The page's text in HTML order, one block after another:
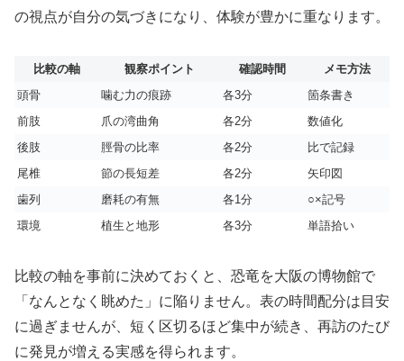
の視点が自分の気づきになり、体験が豊かに重なります。
比較の軸 観察ポイント 確認時間
メモ方法
頭骨
噛む力の痕跡 各3分
箇条書き
前肢
爪の湾曲角 各2分
数値化
後肢
脛骨の比率 各2分
比で記録
尾椎
節の長短差 各2分
矢印図
歯列
磨耗の有無 各1分
○×記号
環境
植生と地形 各3分 単語拾い
比較の軸を事前に決めておくと、恐竜を大阪の博物館で
「なんとなく眺めた」に陥りません。表の時間配分は目安
に過ぎませんが、短く区切るほど集中が続き、再訪のたび
に発見が増える実感を得られます。